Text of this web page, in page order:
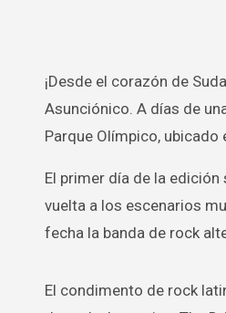
¡Desde el corazón de Sudamérica comienza la cuenta regresiva para el festival más importante de nuestro país:
Asunciónico. A días de
Parque Olímpico, ubicado
El primer día de la edición
vuelta a los escenarios
fecha la banda de rock
El condimento de rock